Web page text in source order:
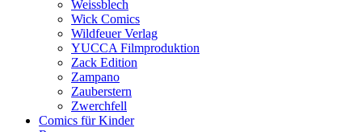
Weissblech
Wick Comics
Wildfeuer Verlag
YUCCA Filmproduktion
Zack Edition
Zampano
Zauberstern
Zwerchfell
Comics für Kinder